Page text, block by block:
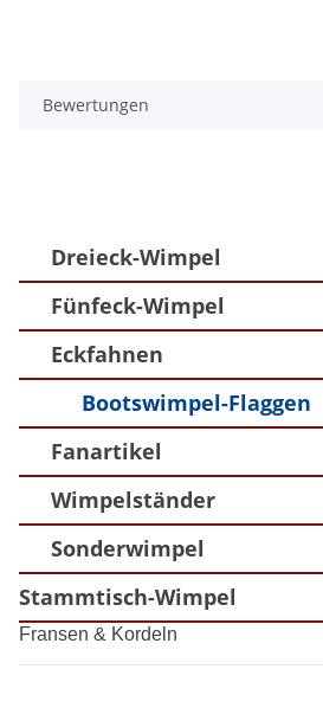
Bewertungen
Dreieck-Wimpel
Fünfeck-Wimpel
Eckfahnen
Bootswimpel-Flaggen
Fanartikel
Wimpelständer
Sonderwimpel
Stammtisch-Wimpel
Fransen & Kordeln